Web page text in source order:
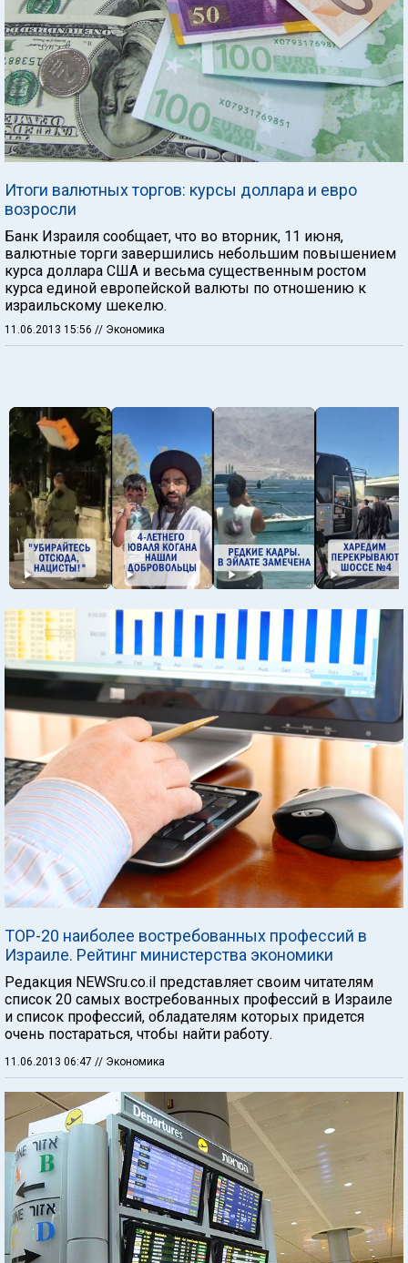
Итоги валютных торгов: курсы доллара и евро
возросли
Банк Израиля сообщает, что во вторник, 11 июня,
валютные торги завершились небольшим повышением
курса доллара США и весьма существенным ростом
курса единой европейской валюты по отношению к
израильскому шекелю.
11.06.2013 15:56 // Экономика
TOP-20 наиболее востребованных профессий в
Израиле. Рейтинг министерства экономики
Редакция NEWSru.co.il представляет своим читателям
список 20 самых востребованных профессий в Израиле
и список профессий, обладателям которых придется
очень постараться, чтобы найти работу.
11.06.2013 06:47 // Экономика